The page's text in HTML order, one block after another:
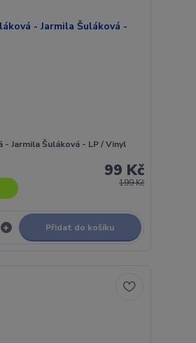
- Jarmila Šuláková - LP / Vinyl
199 Kč
99 Kč
Přidat do košíku